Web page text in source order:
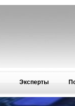
Эксперты